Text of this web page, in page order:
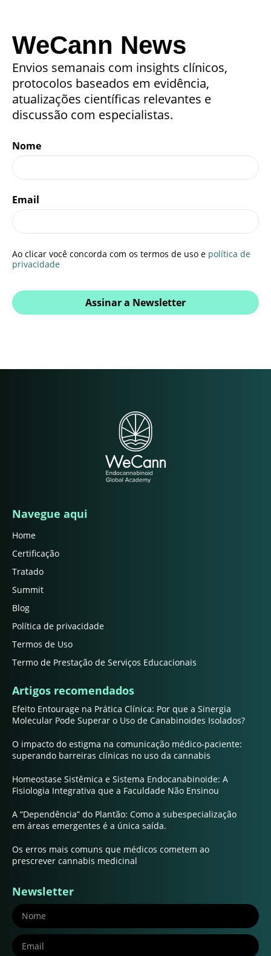
WeCann News
Envios semanais com insights clínicos,
protocolos baseados em evidência,
atualizações científicas relevantes e
discussão com especialistas.
Nome
Email
Ao clicar você concorda com os termos de uso e política de
privacidade
Assinar a Newsletter
Navegue aqui
Home
Certificação
Tratado
Summit
Blog
Política de privacidade
Termos de Uso
Termo de Prestação de Serviços Educacionais
Artigos recomendados
Efeito Entourage na Prática Clínica: Por que a Sinergia
Molecular Pode Superar o Uso de Canabinoides Isolados?
O impacto do estigma na comunicação médico-paciente:
superando barreiras clínicas no uso da cannabis
Homeostase Sistêmica e Sistema Endocanabinoide: A
Fisiologia Integrativa que a Faculdade Não Ensinou
A “Dependência” do Plantão: Como a subespecialização
em áreas emergentes é a única saída.
Os erros mais comuns que médicos cometem ao
prescrever cannabis medicinal
Newsletter